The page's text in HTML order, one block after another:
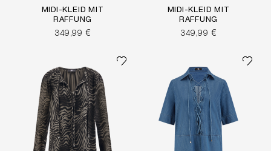
MIDI-KLEID MIT
RAFFUNG
349,99 €
MIDI-KLEID MIT
RAFFUNG
349,99 €